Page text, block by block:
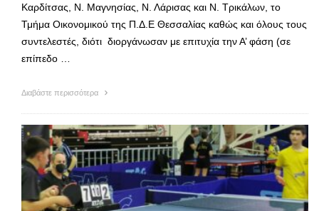
Καρδίτσας, Ν. Μαγνησίας, Ν. Λάρισας και Ν. Τρικάλων, το
Τμήμα Οικονομικού της Π.Δ.Ε Θεσσαλίας καθώς και όλους τους
συντελεστές, διότι διοργάνωσαν με επιτυχία την Α’ φάση (σε
επίπεδο …
Διαβάστε περισσότερα